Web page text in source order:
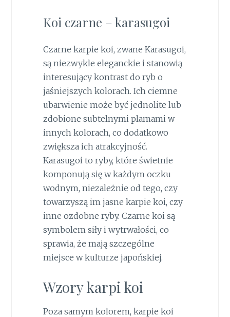
Koi czarne – karasugoi
Czarne karpie koi, zwane Karasugoi,
są niezwykle eleganckie i stanowią
interesujący kontrast do ryb o
jaśniejszych kolorach. Ich ciemne
ubarwienie może być jednolite lub
zdobione subtelnymi plamami w
innych kolorach, co dodatkowo
zwiększa ich atrakcyjność.
Karasugoi to ryby, które świetnie
komponują się w każdym oczku
wodnym, niezależnie od tego, czy
towarzyszą im jasne karpie koi, czy
inne ozdobne ryby. Czarne koi są
symbolem siły i wytrwałości, co
sprawia, że mają szczególne
miejsce w kulturze japońskiej.
Wzory karpi koi
Poza samym kolorem, karpie koi